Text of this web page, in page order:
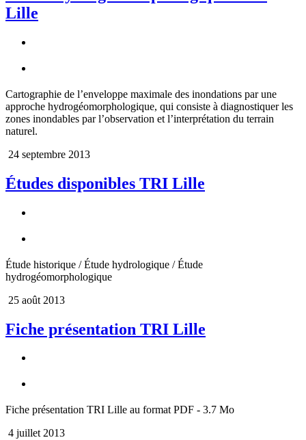
Lille
Cartographie de l’enveloppe maximale des inondations par une
approche hydrogéomorphologique, qui consiste à diagnostiquer les
zones inondables par l’observation et l’interprétation du terrain
naturel.
24 septembre 2013
Études disponibles TRI Lille
Étude historique / Étude hydrologique / Étude
hydrogéomorphologique
25 août 2013
Fiche présentation TRI Lille
Fiche présentation TRI Lille au format PDF - 3.7 Mo
4 juillet 2013